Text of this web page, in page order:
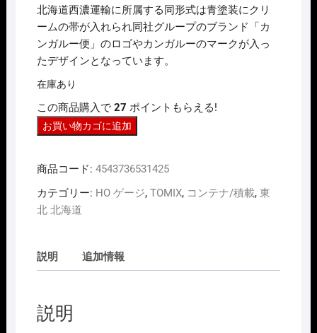
で
し
た。
¥2,970
で
す。
北海道西濃運輸に所属する同形式は青塗装にクリ
ームの帯が入れられ同社グループのブランド「カ
ンガルー便」のロゴやカンガルーのマークが入っ
たデザインとなっています。
在庫あり
この商品購入で 27 ポイントもらえる!
HO
ｼﾞ
TOMIX
HO-
30000
ﾝ
お買い物カゴに追加
商品コード: 4543736531425
カテゴリー: HO ゲージ, TOMIX, コンテナ/積載, 東
北 北海道
説明 追加情報
説明